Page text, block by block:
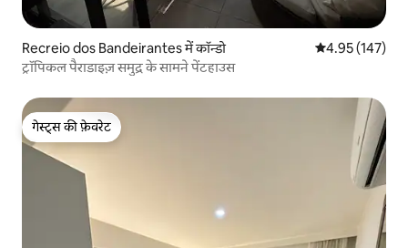
Recreio dos Bandeirantes में कॉन्डो औसत रेटिंग 5 में से
4.95 (147)
ट्रॉपिकल पैराडाइज़ समुद्र के सामने पेंटहाउस
गेस्ट्स की फ़ेवरेट
गेस्ट्स की फ़ेवरेट